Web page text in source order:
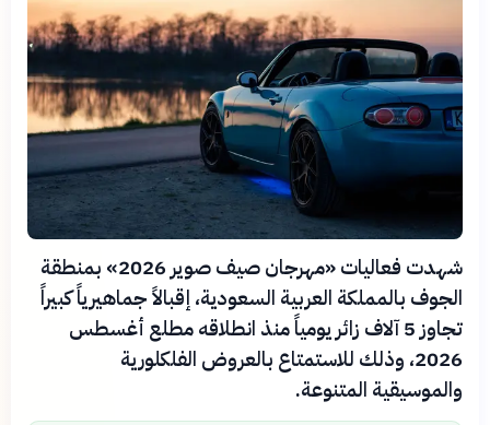
شهدت فعاليات «مهرجان صيف صوير 2026» بمنطقة
الجوف بالمملكة العربية السعودية، إقبالاً جماهيرياً كبيراً
تجاوز 5 آلاف زائر يومياً منذ انطلاقه مطلع أغسطس
2026، وذلك للاستمتاع بالعروض الفلكلورية
والموسيقية المتنوعة.